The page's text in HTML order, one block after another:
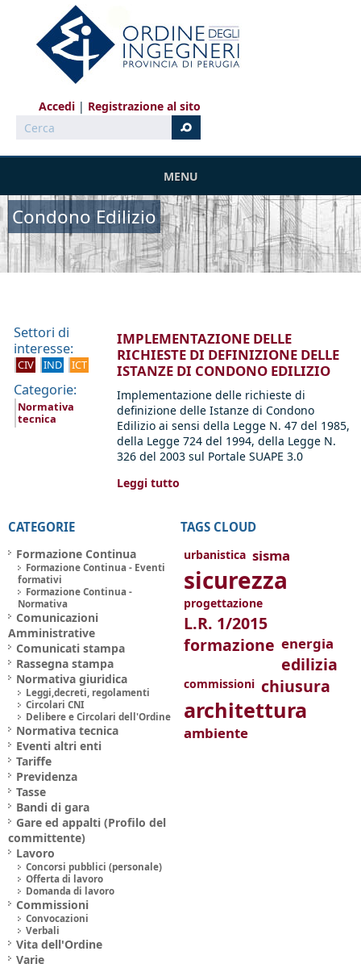
Salta al contenuto principale
Accedi
Registrazione al sito
Cerca
MENU
Condono Edilizio
Settori di
interesse:
CIV IND ICT
Categorie:
Normativa
tecnica
IMPLEMENTAZIONE DELLE
RICHIESTE DI DEFINIZIONE DELLE
ISTANZE DI CONDONO EDILIZIO
Implementazione delle richieste di
definizione delle Istanze di Condono
Edilizio ai sensi della Legge N. 47 del 1985,
della Legge 724 del 1994, della Legge N.
326 del 2003 sul Portale SUAPE 3.0
Leggi tutto
CATEGORIE
Formazione Continua
Formazione Continua - Eventi
formativi
Formazione Continua -
Normativa
Comunicazioni
Amministrative
Comunicati stampa
Rassegna stampa
Normativa giuridica
Leggi,decreti, regolamenti
Circolari CNI
Delibere e Circolari dell'Ordine
Normativa tecnica
Eventi altri enti
Tariffe
Previdenza
Tasse
Bandi di gara
Gare ed appalti (Profilo del
committente)
Lavoro
Concorsi pubblici (personale)
Offerta di lavoro
Domanda di lavoro
Commissioni
Convocazioni
Verbali
Vita dell'Ordine
Varie
TAGS CLOUD
urbanistica sisma
sicurezza
progettazione
L.R. 1/2015
formazione energia
edilizia
commissioni chiusura
architettura
ambiente